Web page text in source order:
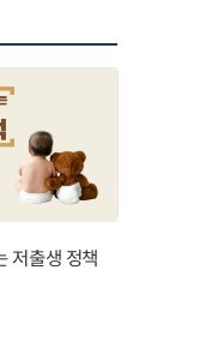
저출생 정책